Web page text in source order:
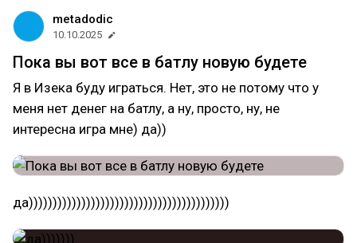
metadodic
10.10.2025
Пока вы вот все в батлу новую будете
Я в Изека буду играться. Нет, это не потому что у
меня нет денег на батлу, а ну, просто, ну, не
интересна игра мне) да))
да))))))))))))))))))))))))))))))))))))))))))